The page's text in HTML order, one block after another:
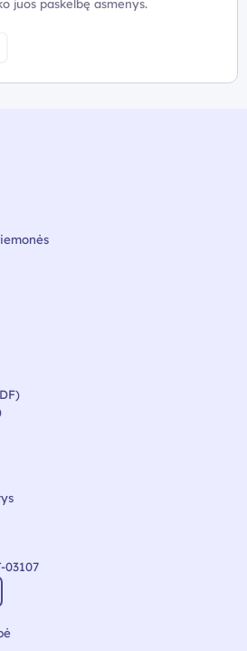
juos paskelbę asmenys.
03107